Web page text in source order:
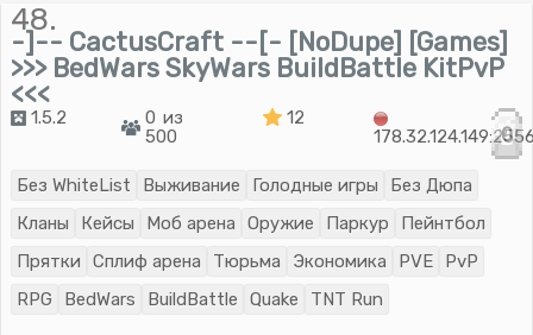
48.
-]-- CactusCraft --[- [NoDupe] [Games]
>>> BedWars SkyWars BuildBattle KitPvP
<<<
1.5.2
0 из
500
12
0
Без WhiteList Выживание Голодные игры
Без Дюпа
Кланы
Кейсы Моб арена Оружие Паркур
Пейнтбол
Прятки
Сплиф арена Тюрьма Экономика PVE
PvP
RPG
BedWars BuildBattle Quake TNT Run